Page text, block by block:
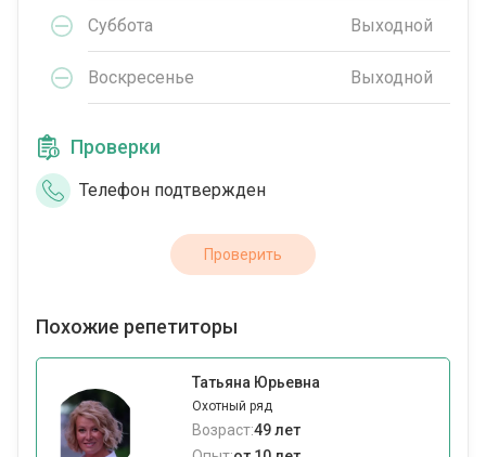
Суббота Выходной
Воскресенье Выходной
Проверки
Телефон подтвержден
Проверить
Похожие репетиторы
Татьяна Юрьевна
Охотный ряд
Возраст:49 лет